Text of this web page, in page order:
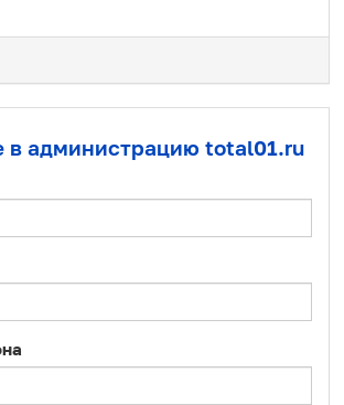
в администрацию total01.ru